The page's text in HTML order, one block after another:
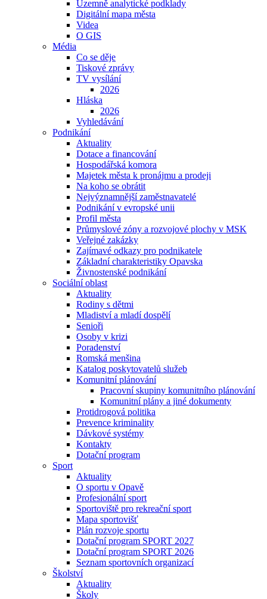
Územně analytické podklady
Digitální mapa města
Videa
O GIS
Média
Co se děje
Tiskové zprávy
TV vysílání
2026
Hláska
2026
Vyhledávání
Podnikání
Aktuality
Dotace a financování
Hospodářská komora
Majetek města k pronájmu a prodeji
Na koho se obrátit
Nejvýznamnější zaměstnavatelé
Podnikání v evropské unii
Profil města
Průmyslové zóny a rozvojové plochy v MSK
Veřejné zakázky
Zajímavé odkazy pro podnikatele
Základní charakteristiky Opavska
Živnostenské podnikání
Sociální oblast
Aktuality
Rodiny s dětmi
Mladiství a mladí dospělí
Senioři
Osoby v krizi
Poradenství
Romská menšina
Katalog poskytovatelů služeb
Komunitní plánování
Pracovní skupiny komunitního plánování
Komunitní plány a jiné dokumenty
Protidrogová politika
Prevence kriminality
Dávkové systémy
Kontakty
Dotační program
Sport
Aktuality
O sportu v Opavě
Profesionální sport
Sportoviště pro rekreační sport
Mapa sportovišť
Plán rozvoje sportu
Dotační program SPORT 2027
Dotační program SPORT 2026
Seznam sportovních organizací
Školství
Aktuality
Školy